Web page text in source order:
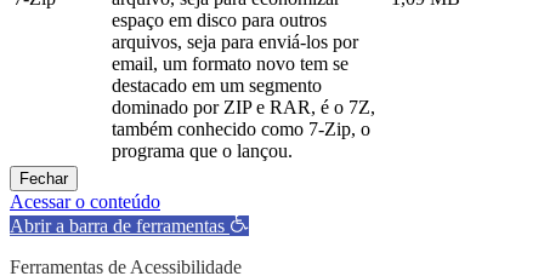
espaço em disco para outros
arquivos, seja para enviá-los por
email, um formato novo tem se
destacado em um segmento
dominado por ZIP e RAR, é o 7Z,
também conhecido como 7-Zip, o
programa que o lançou.
Fechar
Acessar o conteúdo
Abrir a barra de ferramentas
Ferramentas de Acessibilidade